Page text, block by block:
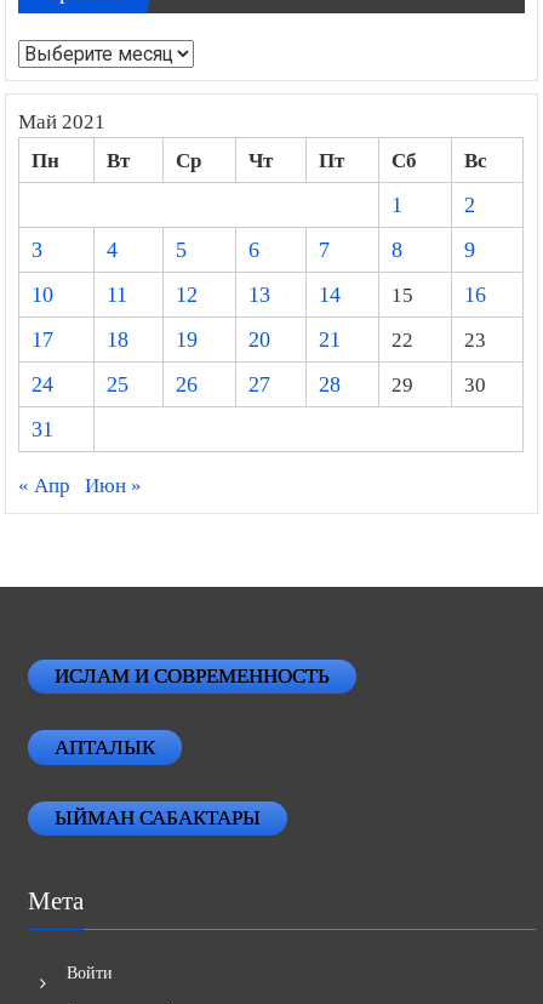
Архивы
Май 2021
Пн Вт Ср Чт Пт Сб
Вс
1
2
3
4 5 6 7 8
9
10
11 12 13 14 15
16
17
18 19 20 21 22
23
24
25 26 27 28 29
30
31
« Апр Июн »
ИСЛАМ И СОВРЕМЕННОСТЬ
АПТАЛЫК
ЫЙМАН САБАКТАРЫ
Мета
Войти